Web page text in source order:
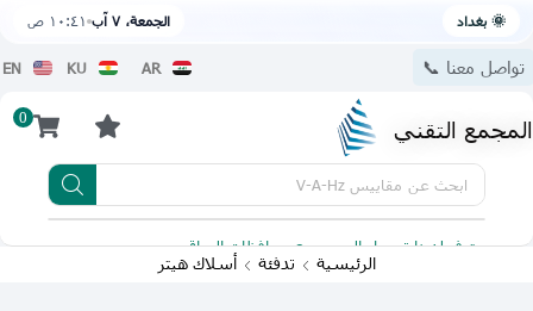
🌞 بغداد الجمعة، ٧ آب ١٠:٤١ ص
تواصل معنا 📞 AR
KU
EN
المجمع التقني 0
ابحث عن مقاييس V-A-Hz
يتوفر لدينا توصيل الى جميع محافظات العراق
الرئيسية تدفئة أسلاك هيتر